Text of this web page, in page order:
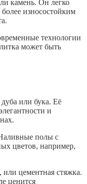
камень. Он легко
износостойким
технологии
может быть
или бука. Её
и
полы с
цветов, например,
цементная стяжка.
ценится